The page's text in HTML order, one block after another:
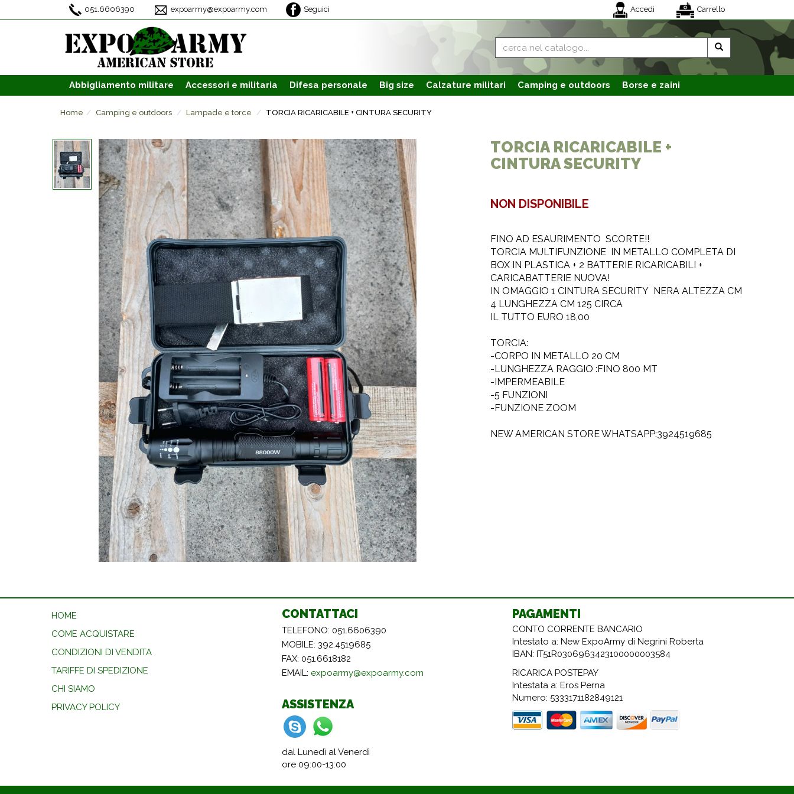
051.6606390 expoarmy@expoarmy.com Seguici Accedi Carrello
Abbigliamento militare Accessori e militaria Difesa personale Big size Calzature militari Camping e outdoors Borse e zaini
Home Camping e outdoors Lampade e torce TORCIA RICARICABILE + CINTURA SECURITY
TORCIA RICARICABILE +
CINTURA SECURITY
NON DISPONIBILE
FINO AD ESAURIMENTO SCORTE!!
TORCIA MULTIFUNZIONE IN METALLO COMPLETA DI
BOX IN PLASTICA + 2 BATTERIE RICARICABILI +
CARICABATTERIE NUOVA!
IN OMAGGIO 1 CINTURA SECURITY NERA ALTEZZA CM
4 LUNGHEZZA CM 125 CIRCA
IL TUTTO EURO 18,00
TORCIA:
-CORPO IN METALLO 20 CM
-LUNGHEZZA RAGGIO :FINO 800 MT
-IMPERMEABILE
-5 FUNZIONI
-FUNZIONE ZOOM
NEW AMERICAN STORE WHATSAPP:3924519685
HOME
COME ACQUISTARE
CONDIZIONI DI VENDITA
TARIFFE DI SPEDIZIONE
CHI SIAMO
PRIVACY POLICY
CONTATTACI
TELEFONO: 051.6606390
MOBILE: 392.4519685
FAX: 051.6618182
EMAIL: expoarmy@expoarmy.com
ASSISTENZA
dal Lunedì al Venerdì
ore 09:00-13:00
PAGAMENTI
CONTO CORRENTE BANCARIO
Intestato a: New ExpoArmy di Negrini Roberta
IBAN: IT51R0306963423100000003584
RICARICA POSTEPAY
Intestata a: Eros Perna
Numero: 5333171182849121